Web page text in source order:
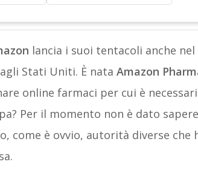
lancia i suoi tentacoli anche nel
Stati Uniti. È nata Amazon
online farmaci per cui è
Per il momento non è dato
come è ovvio, autorità diverse